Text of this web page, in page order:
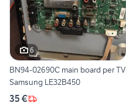
6
BN94-02690C main board per TV
Samsung LE32B450
35 €